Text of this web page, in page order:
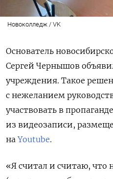
Новоколледж / VK
Основатель
Сергей Чернышов
учреждения. Такое
с нежеланием
участвовать в
из видеозаписи,
на Youtube.
«Я считал и считаю, что